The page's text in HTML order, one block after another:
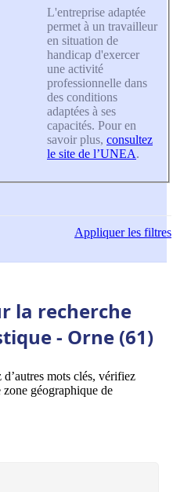
L'entreprise adaptée
permet à un travailleur
en situation de
handicap d'exercer
une activité
professionnelle dans
des conditions
adaptées à ses
capacités. Pour en
savoir plus, consultez
le site de l’UNEA.
Appliquerles filtres
la recherche
- Orne (61)
mots clés, vérifiez
géographique de